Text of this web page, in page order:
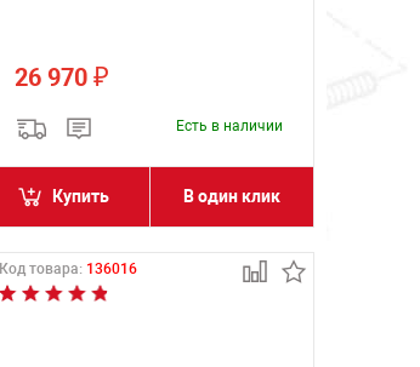
26 970₽
Есть в наличии
Купить В один клик
Код товара: 136016